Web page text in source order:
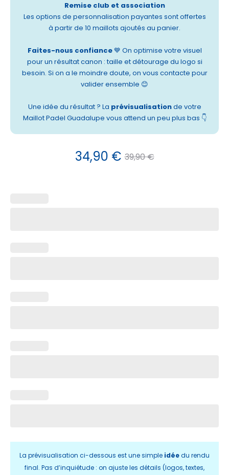
Remise club et association
Les options de personnalisation payantes sont offertes
à partir de 10 maillots ajoutés au panier.
Faites-nous confiance💙 On optimise votre visuel
pour un résultat canon : taille et détourage du logo si
besoin. Si on a le moindre doute, on vous contacte pour
valider ensemble 😊
Une idée du résultat ? La prévisualisationde votre
Maillot Padel Guadalupe vous attend un peu plus bas 👇
39,90€
Le
34,90 €
La prévisualisation ci-dessous est une simple idéedu rendu
final. Pas d’inquiétude : on ajuste les détails (logos, textes,